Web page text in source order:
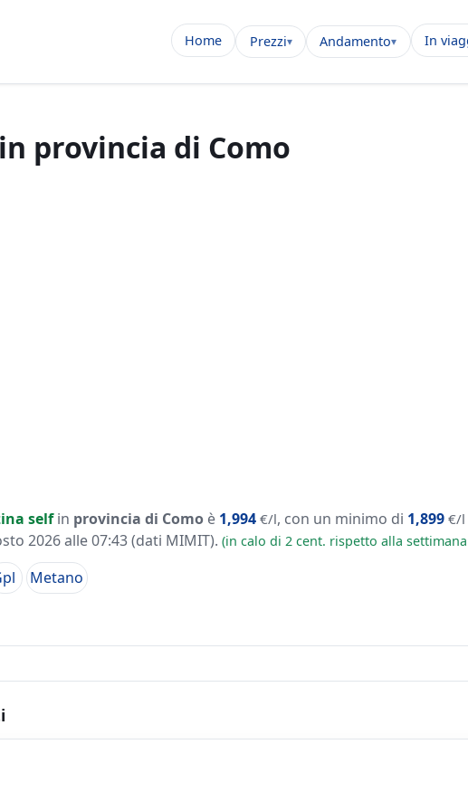
Home Prezzi Andamento In
provincia di Como
selfin provincia di Como è 1,994 €/l, con un minimo di 1,899 €/l
2026 alle 07:43(dati MIMIT). (in calo di 2 cent. rispetto alla
Metano